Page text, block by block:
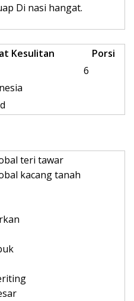
Di nasi hangat.
Kesulitan
Porsi
6
teri tawar
kacang tanah